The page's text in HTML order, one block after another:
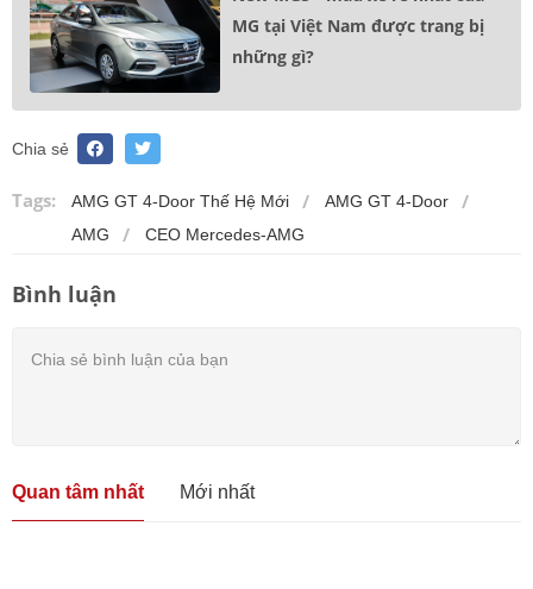
MG tại Việt Nam được trang bị
những gì?
Chia sẻ
Tags: AMG GT 4-Door Thế Hệ Mới
AMG GT 4-Door
AMG
CEO Mercedes-AMG
Bình luận
Quan tâm nhất Mới nhất